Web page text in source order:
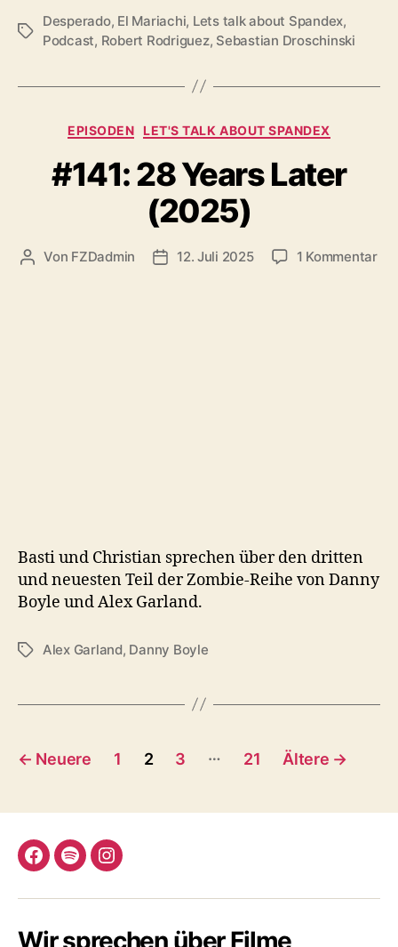
Schlagwörter
Desperado, El Mariachi, Lets talk about Spandex,
Podcast, Robert Rodriguez, Sebastian Droschinski
Kategorien
EPISODEN LET'S TALK ABOUT SPANDEX
#141: 28 Years Later
(2025)
Beitragsautor
Von FZDadmin Veröffentlichungsdatum
12. Juli 2025 1 Kommentarzu
Basti und Christian sprechen über den dritten
und neuesten Teil der Zombie-Reihe von Danny
Boyle und Alex Garland.
Schlagwörter
Alex Garland, Danny Boyle
Seitennummerierung
Beiträge
← Neuere 1 2 3 … 21 Ältere →
Facebook
SpotifyInstagram
Wir sprechen über Filme